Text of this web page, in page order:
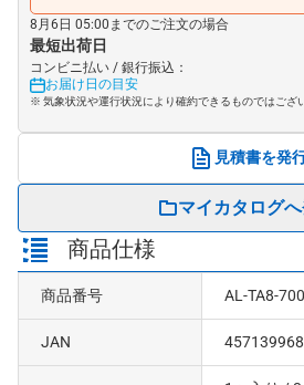
8月6日 05:00までのご注文の場合
最短出荷日
コンビニ払い / 銀行振込：
お届け日の目安
※ 気象状況や運行状況により確約できるものではござ
見積書を発
マイカタログ
商品仕様
商品番号 AL-TA8-
JAN